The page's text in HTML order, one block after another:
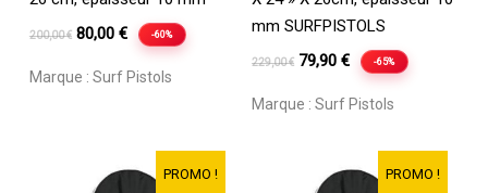
200,00€ Le
initial
80,00 €Le
actuel
-60%
Marque : Surf Pistols
mm SURFPISTOLS
229,00€ Le
initial
229,00 €.
79,90€Le
actuel
79,90 €.
-65%
Marque :Surf Pistols
PROMO ! PROMO !